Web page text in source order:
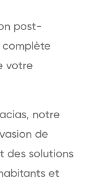
post-
complète
votre
notre
de
des solutions
et